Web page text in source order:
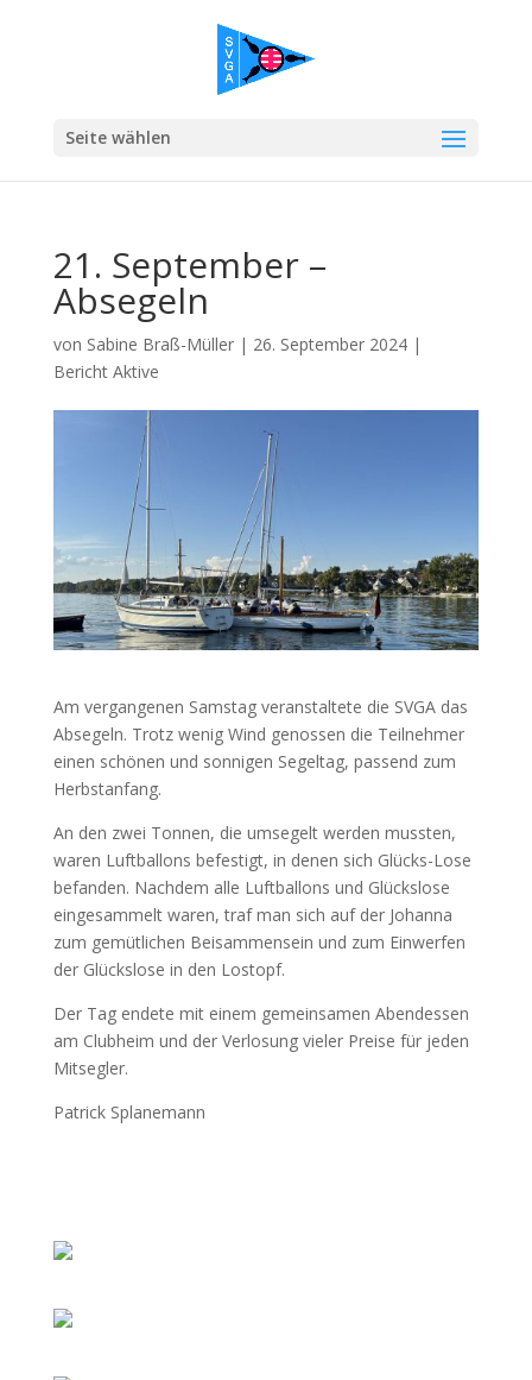
Seite wählen
21. September –
Absegeln
von Sabine Braß-Müller| 26. September 2024|
Bericht Aktive
Am vergangenen Samstag veranstaltete die SVGA das
Absegeln. Trotz wenig Wind genossen die Teilnehmer
einen schönen und sonnigen Segeltag, passend zum
Herbstanfang.
An den zwei Tonnen, die umsegelt werden mussten,
waren Luftballons befestigt, in denen sich Glücks-Lose
befanden. Nachdem alle Luftballons und Glückslose
eingesammelt waren, traf man sich auf der Johanna
zum gemütlichen Beisammensein und zum Einwerfen
der Glückslose in den Lostopf.
Der Tag endete mit einem gemeinsamen Abendessen
am Clubheim und der Verlosung vieler Preise für jeden
Mitsegler.
Patrick Splanemann